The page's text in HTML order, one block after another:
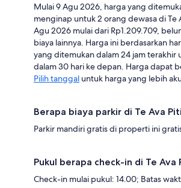
Mulai 9 Agu 2026, harga yang
menginap untuk 2 orang dewasa di Te
Agu 2026 mulai dari Rp1.209.709,
biaya lainnya. Harga ini berdasarkan
yang ditemukan dalam 24 jam terakhir
dalam 30 hari ke depan. Harga dapat
Pilih tanggal untuk harga yang lebih
Berapa biaya parkir di Te Ava
Parkir mandiri gratis di properti ini
Pukul berapa check-in di Te Ava
Check-in mulai pukul: 14.00; Batas